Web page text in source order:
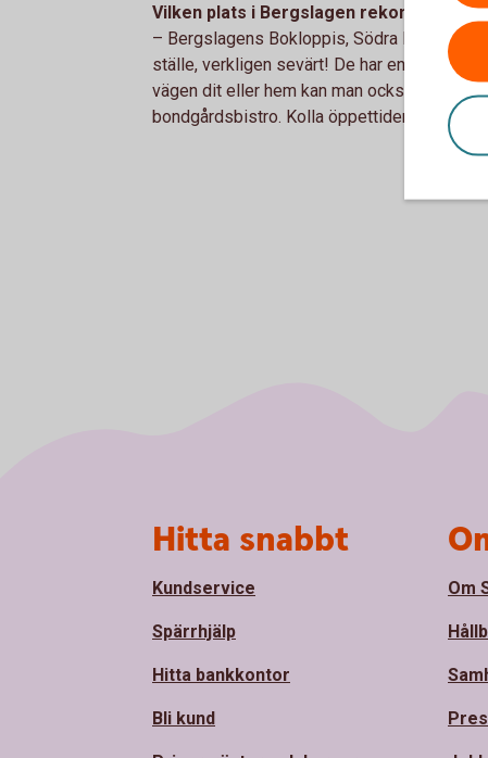
Vilken plats i Bergslagen
– Bergslagens Bokloppis, Södra Hyttan
ställe, verkligen sevärt! De har enorma
vägen dit eller hem kan man också passa
bondgårdsbistro. Kolla öppettiderna för
Hitta snabbt
Kundservice
Spärrhjälp
Hitta bankkontor
Bli kund
Om